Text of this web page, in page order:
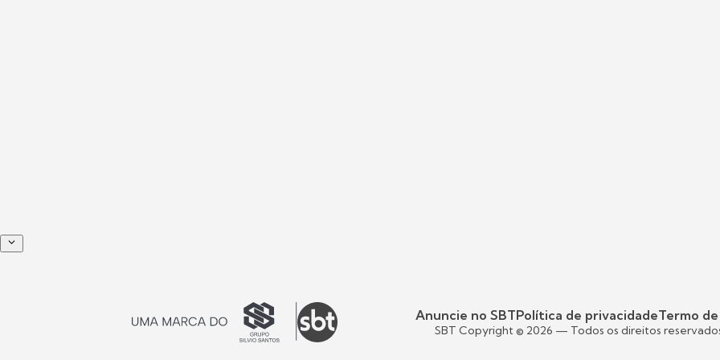
Anuncie no SBTPolítica de privacidadeTermo de
SBT Copyright © 2026 — Todos os direitos